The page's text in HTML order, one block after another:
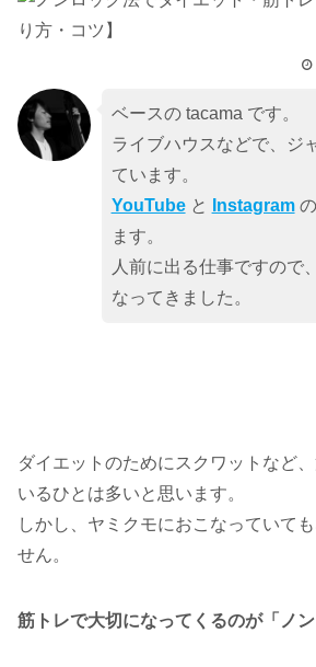
ベースの tacama です。
ライブハウスなどで、ジ
ています。
YouTubeと Instagramの
ます。
人前に出る仕事ですので
なってきました。
ダイエットのためにスクワットなど
いるひとは多いと思います。
しかし、ヤミクモにおこなっていて
せん。
筋トレで大切になってくるのが「ノン